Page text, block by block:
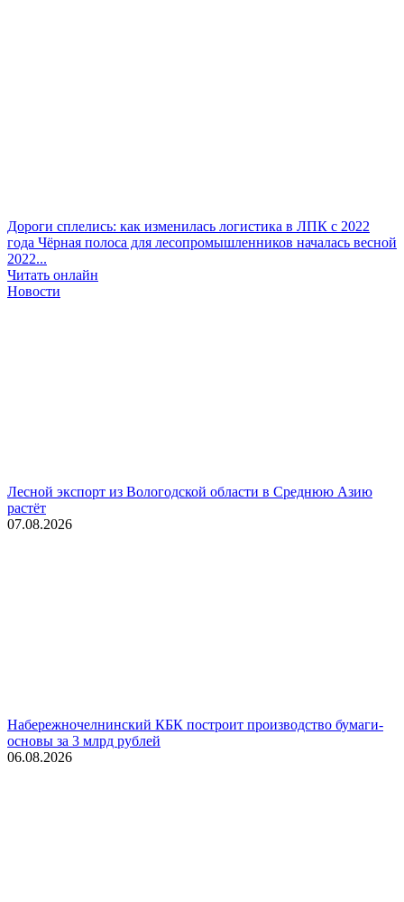
Дороги сплелись: как изменилась логистика в ЛПК с 2022
года Чёрная полоса для лесопромышленников началась весной
2022...
Читать онлайн
Новости
Лесной экспорт из Вологодской области в Среднюю Азию
растёт
07.08.2026
Набережночелнинский КБК построит производство бумаги-
основы за 3 млрд рублей
06.08.2026